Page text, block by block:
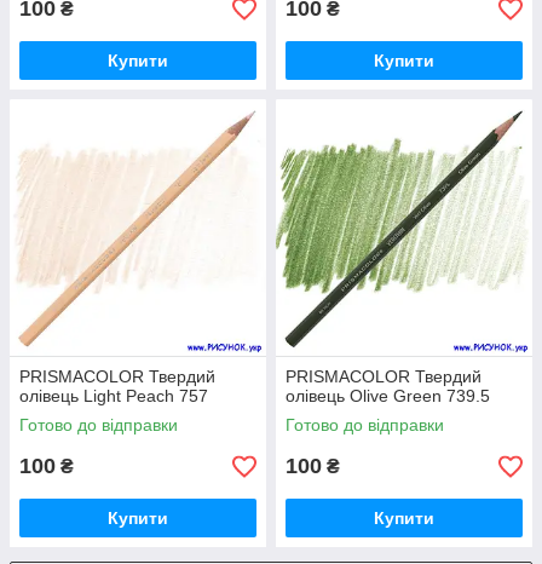
100 ₴
Купити
100 ₴
Купити
PRISMACOLOR Твердий
олівець Light Peach 757
Готово до відправки
100 ₴
Купити
PRISMACOLOR Твердий
олівець Olive Green 739.5
Готово до відправки
100 ₴
Купити